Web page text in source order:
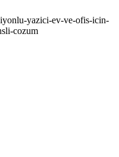
yazici-ev-ve-ofis-icin-
cozum